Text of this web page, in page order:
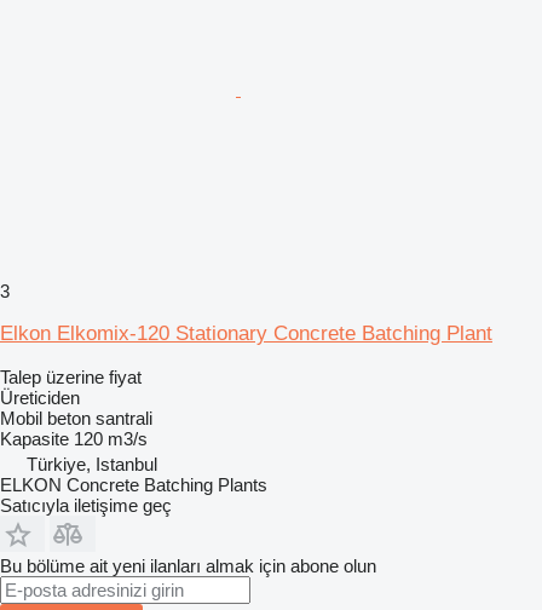
3
Elkon Elkomix-120 Stationary Concrete Batching Plant
Talep üzerine fiyat
Üreticiden
Mobil beton santrali
Kapasite 120 m3/s
Türkiye, Istanbul
ELKON Concrete Batching Plants
Satıcıyla iletişime geç
Bu bölüme ait yeni ilanları almak için abone olun